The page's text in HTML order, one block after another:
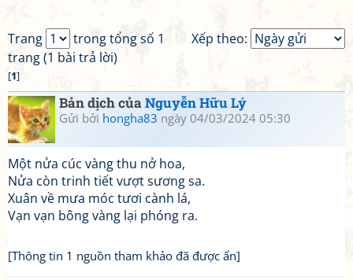
Xếp theo:
Trang
trong tổng số 1
trang (1 bài trả lời)
[1]
Bản dịch củaNguyễn Hữu Lý
Gửi bởi hongha83 ngày 04/03/2024 05:30
Một nửa cúc vàng thu nở hoa,
Nửa còn trinh tiết vượt sương sa.
Xuân về mưa móc tươi cành lá,
Vạn vạn bông vàng lại phóng ra.
[Thông tin 1 nguồn tham khảo đã được ẩn]